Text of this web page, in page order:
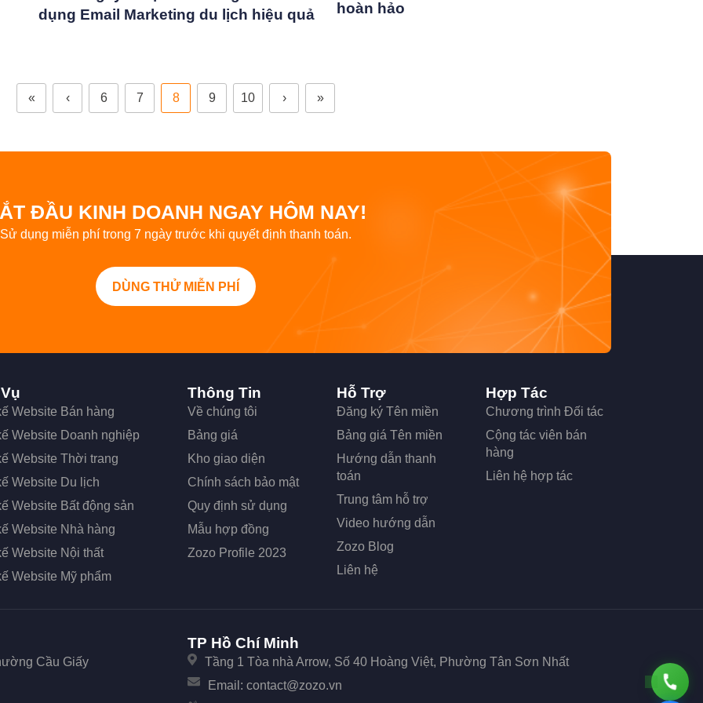
dụng Email Marketing du lịch hiệu quả
hoàn hảo
« ‹ 6 7 8 9 10 › »
ĐẦU KINH DOANH NGAY HÔM NAY!
Sử dụng miễn phí trong 7 ngày trước khi quyết định thanh toán.
DÙNG THỬ MIỄN PHÍ
Website Bán hàng
Website Doanh nghiệp
Website Thời trang
Website Du lịch
Website Bất động sản
Website Nhà hàng
Website Nội thất
Website Mỹ phẩm
Thông Tin
Về chúng tôi
Bảng giá
Kho giao diện
Chính sách bảo mật
Quy định sử dụng
Mẫu hợp đồng
Zozo Profile 2023
Hỗ Trợ
Đăng ký Tên miền
Bảng giá Tên miền
Hướng dẫn thanh
toán
Trung tâm hỗ trợ
Video hướng dẫn
Zozo Blog
Liên hệ
Hợp Tác
Chương trình Đối tác
Cộng tác viên bán
hàng
Liên hệ hợp tác
Cầu Giấy
TP Hồ Chí Minh
Tầng 1 Tòa nhà Arrow, Số 40 Hoàng Việt, Phường Tân Sơn Nhất
Email: contact@zozo.vn